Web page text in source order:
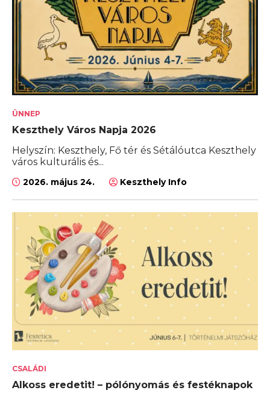
ÜNNEP
Keszthely Város Napja 2026
Helyszín: Keszthely, Fő tér és Sétálóutca Keszthely
város kulturális és...
2026. május 24. Keszthely Info
CSALÁDI
Alkoss eredetit! – pólónyomás és festéknapok